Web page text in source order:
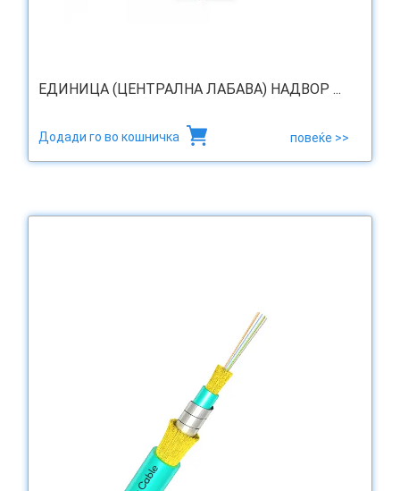
ЕДИНИЦА (ЦЕНТРАЛНА ЛАБАВА) НАДВОР ...
Додади го во кошничка повеќе >>